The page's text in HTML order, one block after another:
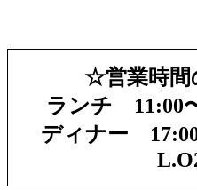
☆営業時
ランチ 11:00
ディナー